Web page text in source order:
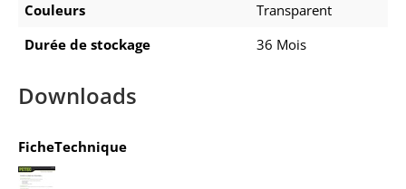
Couleurs
Transparent
Durée de stockage
36 Mois
Downloads
FicheTechnique